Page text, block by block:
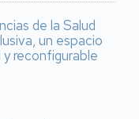
de la Salud
un espacio
y reconfigurable